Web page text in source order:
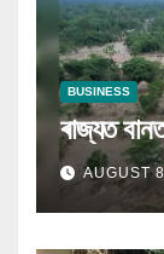
BUSINESS
ৰাজ্যত
AUGUST